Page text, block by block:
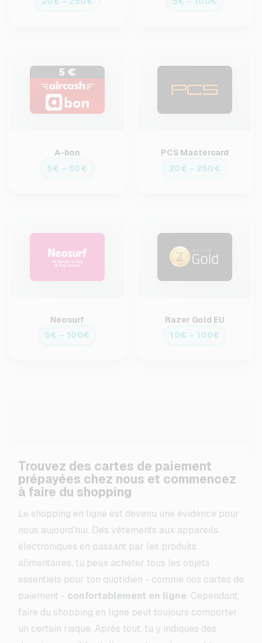
A-bon
5€ – 50€
PCS Mastercard
20€ – 250€
Neosurf
5€ – 100€
Razer Gold EU
10€ – 100€
Trouvez des cartes de paiement
prépayées chez nous et commencez
à faire du shopping
Le shopping en ligne est devenu une évidence pour
nous aujourd'hui. Des vêtements aux appareils
électroniques en passant par les produits
alimentaires, tu peux acheter tous les objets
essentiels pour ton quotidien - comme nos cartes de
paiement - confortablement en ligne. Cependant,
faire du shopping en ligne peut toujours comporter
un certain risque. Après tout, tu y indiques des